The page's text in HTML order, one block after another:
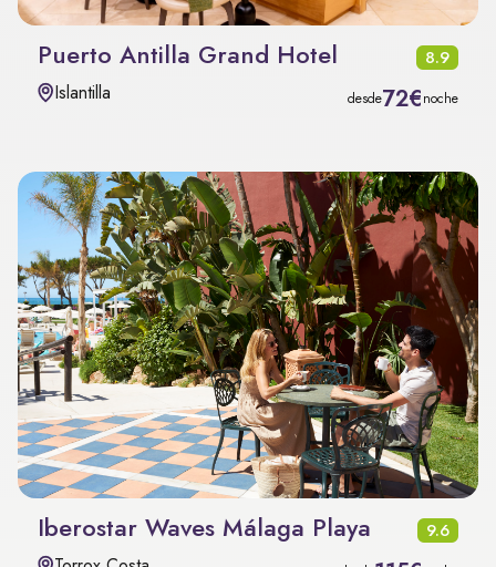
Puerto Antilla Grand Hotel 8.9
Islantilla desde72€noche
Iberostar Waves Málaga Playa 9.6